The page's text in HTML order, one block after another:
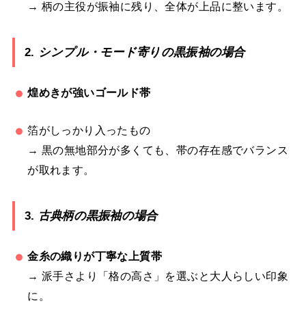
→ 柄の主役が振袖に残り、全体が上品に整います。
2. シンプル・モード寄りの黒振袖の場合
煌めきが強いゴールド帯
箔がしっかり入ったもの
→ 黒の無地部分が多くても、帯の存在感でバランス
が取れます。
3. 古典柄の黒振袖の場合
金糸の織りが丁寧な上質帯
→ 派手さより「格の高さ」を選ぶと大人らしい印象
に。